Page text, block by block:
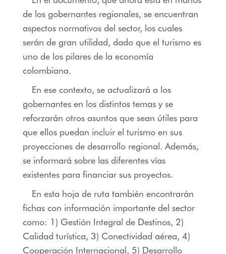
de los gobernantes regionales, se encuentran
aspectos normativos del sector, los cuales
serán de gran utilidad, dado que el turismo es
uno de los pilares de la economía
colombiana.
En ese contexto, se actualizará a los
gobernantes en los distintos temas y se
reforzarán otros asuntos que sean útiles para
que ellos puedan incluir el turismo en sus
proyecciones de desarrollo regional. Además,
se informará sobre las diferentes vías
existentes para financiar sus proyectos.
En esta hoja de ruta también encontrarán
fichas con información importante del sector
como: 1) Gestión Integral de Destinos, 2)
Calidad turística, 3) Conectividad aérea, 4)
Cooperación Internacional, 5) Desarrollo